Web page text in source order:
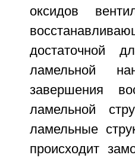
оксидов
достаточной
ламельной
завершения
ламельной
ламельные
происходит